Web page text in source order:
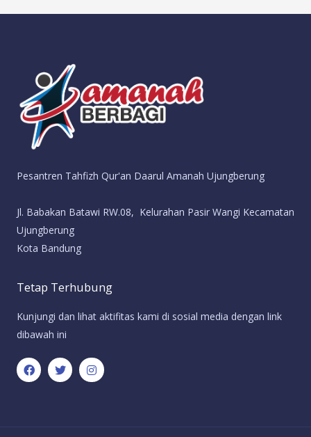
Pesantren Tahfizh Qur'an Daarul Amanah Ujungberung
Jl. Babakan Batawi RW.08, Kelurahan Pasir Wangi Kecamatan
Ujungberung
Kota Bandung
Tetap Terhubung
Kunjungi dan lihat aktifitas kami di sosial media dengan link
dibawah ini